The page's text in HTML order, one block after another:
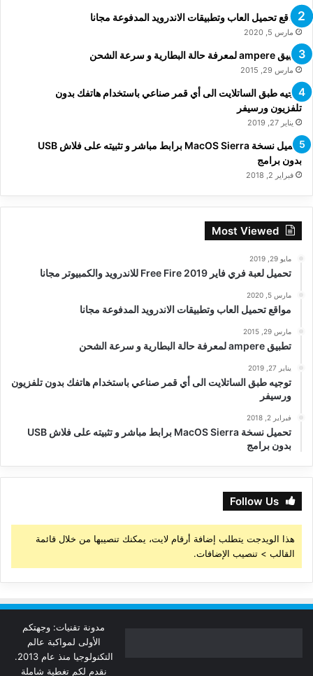
مواقع تحميل العاب وتطبيقات الاندرويد المدفوعة مجانا
مارس 5, 2020
تطبيق ampere لمعرفة حالة البطارية و سرعة الشحن
مارس 29, 2015
توجيه طبق الساتلايت الى أي قمر صناعي باستخدام هاتفك بدون
تلفزيون ورسيفر
يناير 27, 2019
تحميل نسخة MacOS Sierra برابط مباشر و تثبيته على فلاش USB
بدون برامج
فبراير 2, 2018
Most Viewed
مايو 29, 2019
تحميل لعبة فري فاير Free Fire 2019 للاندرويد والكمبيوتر مجانا
مارس 5, 2020
مواقع تحميل العاب وتطبيقات الاندرويد المدفوعة مجانا
مارس 29, 2015
تطبيق ampere لمعرفة حالة البطارية و سرعة الشحن
يناير 27, 2019
توجيه طبق الساتلايت الى أي قمر صناعي باستخدام هاتفك بدون تلفزيون
ورسيفر
فبراير 2, 2018
تحميل نسخة MacOS Sierra برابط مباشر و تثبيته على فلاش USB
بدون برامج
Follow Us
هذا الويدجت يتطلب إضافة أرقام لايت، يمكنك تنصيبها من خلال قائمة
القالب > تنصيب الإضافات.
مدونة تقنيات: وجهتكم
الأولى لمواكبة عالم
التكنولوجيا منذ عام 2013.
نقدم لكم تغطية شاملة